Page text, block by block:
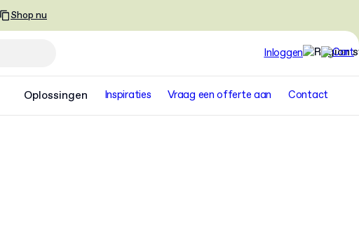
Shop nu
Inloggen
Oplossingen Inspiraties Vraag een offerte aan Contact